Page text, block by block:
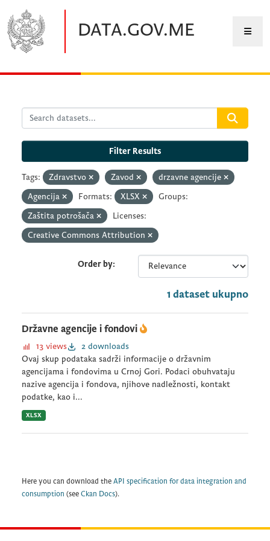
DATA.GOV.ME
Filter Results
Tags: Zdravstvo Zavod
drzavne agencije
Agencija
Formats: XLSX
Groups:
Zaštita potrošača
Licenses:
Creative Commons Attribution
Order by
1 dataset ukupno
Državne agencije i fondovi
13 views
2 downloads
Ovaj skup podataka sadrži informacije o državnim
agencijama i fondovima u Crnoj Gori. Podaci obuhvataju
nazive agencija i fondova, njihove nadležnosti, kontakt
podatke, kao i...
XLSX
Here you can download the API specification for data integration and
consumption (see Ckan Docs).